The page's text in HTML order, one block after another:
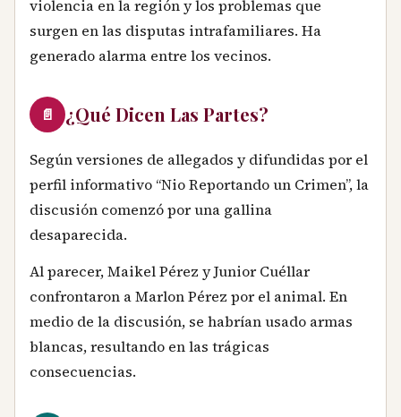
violencia en la región y los problemas que
surgen en las disputas intrafamiliares. Ha
generado alarma entre los vecinos.
📄 ¿Qué Dicen Las Partes?
Según versiones de allegados y difundidas por el
perfil informativo “Nio Reportando un Crimen”, la
discusión comenzó por una gallina
desaparecida.
Al parecer, Maikel Pérez y Junior Cuéllar
confrontaron a Marlon Pérez por el animal. En
medio de la discusión, se habrían usado armas
blancas, resultando en las trágicas
consecuencias.